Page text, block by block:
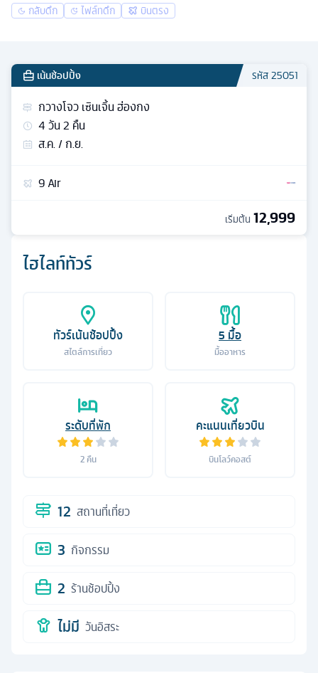
กลับดึก ไฟล์ทดึก บินตรง
ไฮไลท์ทัวร์
ทัวร์เน้นช้อปปิ้ง
สไตล์การเที่ยว
5 มื้อ
มื้ออาหาร
ระดับที่พัก
2คืน
คะแนนเที่ยวบิน
บินโลว์คอสต์
12 สถานที่เที่ยว
3 กิจกรรม
2 ร้านช้อปปิ้ง
ไม่มี วันอิสระ
เน้นช้อปปิ้ง รหัส25051
กวางโจว เซินเจิ้น ฮ่องกง
4วัน2 คืน
ส.ค. / ก.ย.
9 Air
เริ่มต้น 12,999